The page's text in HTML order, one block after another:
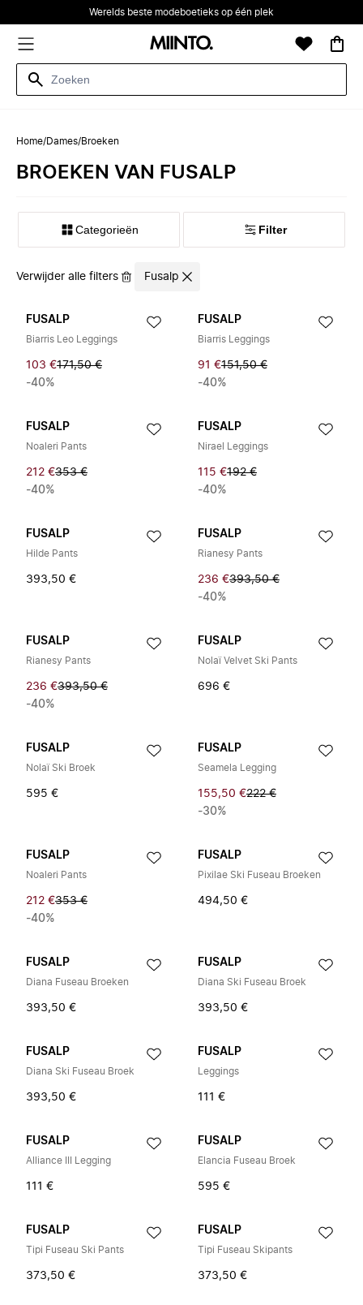
Werelds beste modeboetieks op één plek
Home/Dames/Broeken
BROEKEN VAN FUSALP
Categorieën Filter
Verwijder alle filters Fusalp
FUSALP
Biarris Leo Leggings
103 €171,50 €
-40%
FUSALP
Biarris Leggings
91 €151,50 €
-40%
FUSALP
Noaleri Pants
212 €353 €
-40%
FUSALP
Nirael Leggings
115 €192 €
-40%
FUSALP
Hilde Pants
393,50 €
FUSALP
Rianesy Pants
236 €393,50 €
-40%
FUSALP
Rianesy Pants
236 €393,50 €
-40%
FUSALP
Nolaï Velvet Ski Pants
696 €
FUSALP
Nolaï Ski Broek
595 €
FUSALP
Seamela Legging
155,50 €222 €
-30%
FUSALP
Noaleri Pants
212 €353 €
-40%
FUSALP
Pixilae Ski Fuseau Broeken
494,50 €
FUSALP
Diana Fuseau Broeken
393,50 €
FUSALP
Diana Ski Fuseau Broek
393,50 €
FUSALP
Diana Ski Fuseau Broek
393,50 €
FUSALP
Leggings
111 €
FUSALP
Alliance III Legging
111 €
FUSALP
Elancia Fuseau Broek
595 €
FUSALP
Tipi Fuseau Ski Pants
373,50 €
FUSALP
Tipi Fuseau Skipants
373,50 €